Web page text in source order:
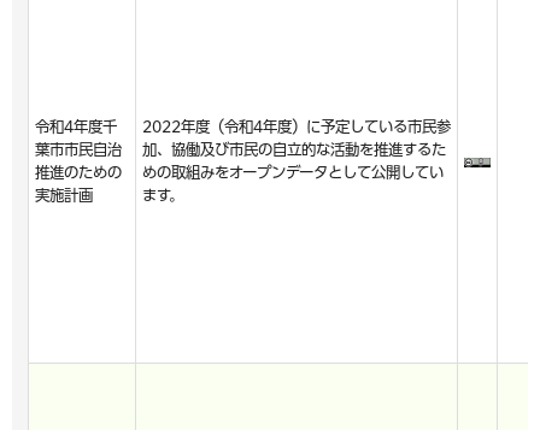
令和4年度千
葉市市民自治
推進のための
実施計画
2022年度（令和4年度）に予定している市民参
加、協働及び市民の自立的な活動を推進するた
めの取組みをオープンデータとして公開してい
ます。